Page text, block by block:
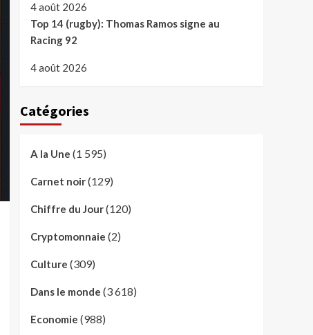
4 août 2026
Top 14 (rugby): Thomas Ramos signe au
Racing 92
4 août 2026
Catégories
A la Une (1 595)
Carnet noir(129)
Chiffre du Jour(120)
Cryptomonnaie (2)
Culture (309)
Dans le monde (3 618)
Economie (988)